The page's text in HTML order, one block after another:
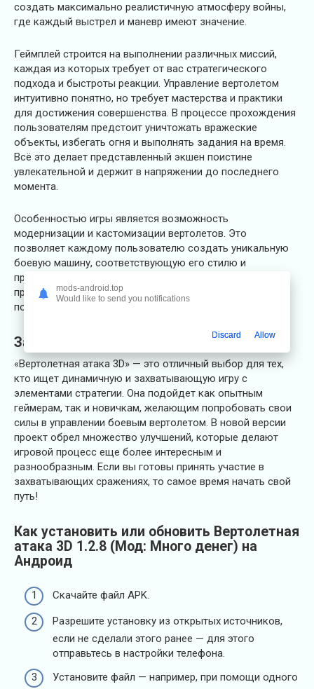
создать максимально реалистичную атмосферу войны,
где каждый выстрел и маневр имеют значение.
Геймплей строится на выполнении различных миссий,
каждая из которых требует от вас стратегического
подхода и быстроты реакции. Управление вертолетом
интуитивно понятно, но требует мастерства и практики
для достижения совершенства. В процессе прохождения
пользователям предстоит уничтожать вражеские
объекты, избегать огня и выполнять задания на время.
Всё это делает представленный экшен поистине
увлекательной и держит в напряжении до последнего
момента.
Особенностью игры является возможность
модернизации и кастомизации вертолетов. Это
позволяет каждому пользователю создать уникальную
боевую машину, соответствующую его стилю и
предпочтениям. Кроме того, разнообразие локаций и
противников не дает заскучать и обеспечивает
постоянную смену темпа и тактики.
Заключение
«Вертолетная атака 3D» — это отличный выбор для тех,
кто ищет динамичную и захватывающую игру с
элементами стратегии. Она подойдет как опытным
геймерам, так и новичкам, желающим попробовать свои
силы в управлении боевым вертолетом. В новой версии
проект обрел множество улучшений, которые делают
игровой процесс еще более интересным и
разнообразным. Если вы готовы принять участие в
захватывающих сражениях, то самое время начать свой
путь!
Как установить или обновить Вертолетная
атака 3D 1.2.8 (Мод: Много денег) на
Андроид
Скачайте файл APK.
Разрешите установку из открытых источников,
если не сделали этого ранее — для этого
отправьтесь в настройки телефона.
Установите файл — например, при помощи одного
mods-android.top
Would like to send you notifications
Discard Allow